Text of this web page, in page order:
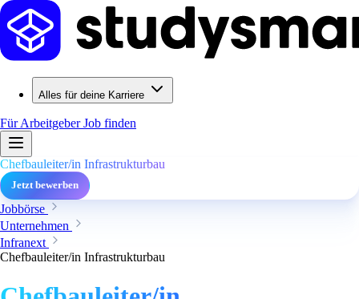
Alles für deine Karriere
Für ArbeitgeberJob finden
Chefbauleiter/in Infrastrukturbau
Jetzt bewerben
Jobbörse
Unternehmen
Infranext
Chefbauleiter/in Infrastrukturbau